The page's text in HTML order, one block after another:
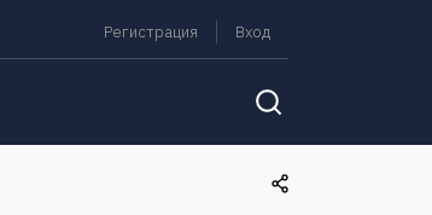
Регистрация Вход